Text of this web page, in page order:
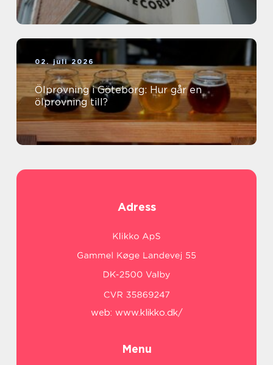
02. juli 2026
Ölprovning i Göteborg: Hur går en
ölprovning till?
Adress
web: www.klikko.dk/
Menu